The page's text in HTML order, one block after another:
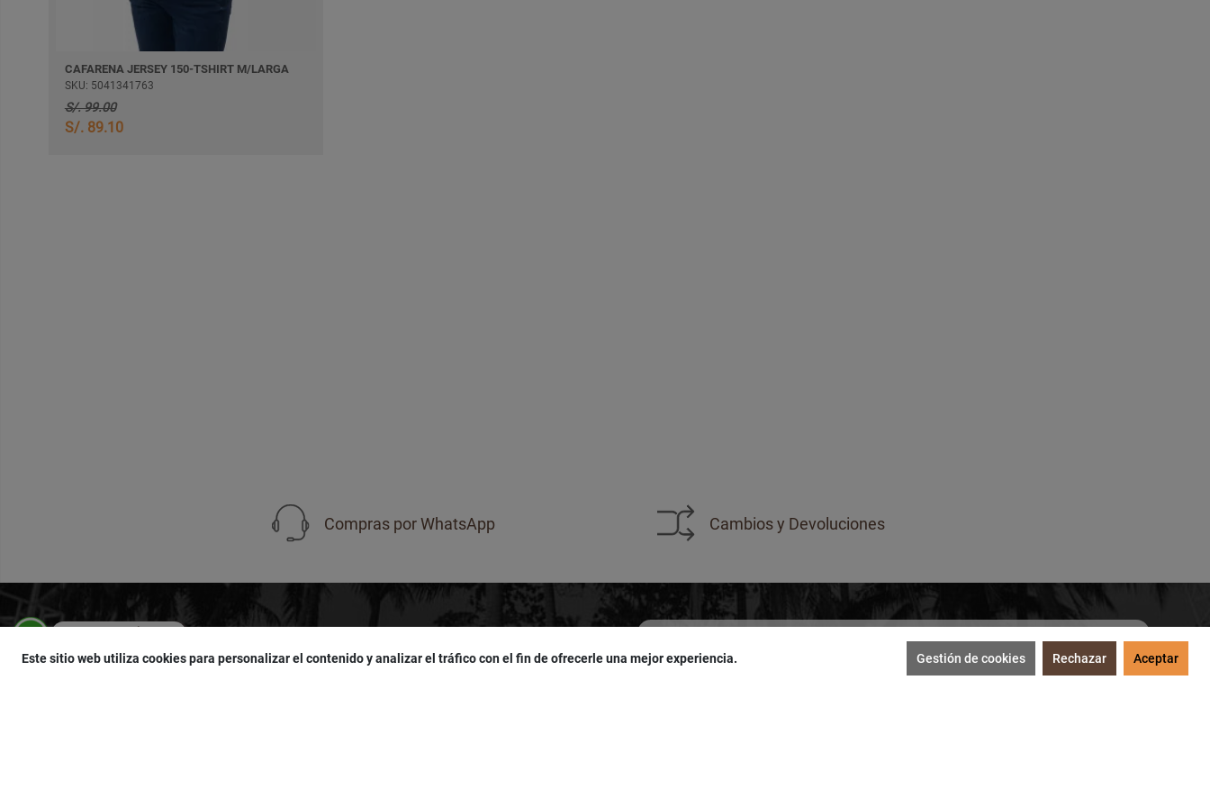
CAFARENA JERSEY 150-TSHIRT M/LARGA
SKU: 5041341763
S/. 99.00
S/. 89.10
Compras por WhatsApp Cambios y Devoluciones
SUSCRÍBETE
Este sitio web utiliza cookies para personalizar el contenido y analizar el tráfico con el fin de ofrecerle una mejor experiencia. Gestión de cookies Rechazar Aceptar